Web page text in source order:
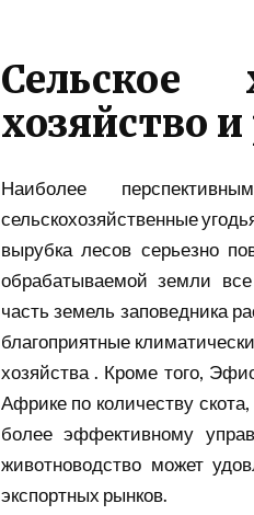
Сельское
хозяйство
Наиболее
сельскохозяйственные
вырубка лесов серьезно
обрабатываемой земли
часть земель заповедника
благоприятные
хозяйства . Кроме того,
Африке по количеству скота,
более эффективному
животноводство может
экспортных рынков.